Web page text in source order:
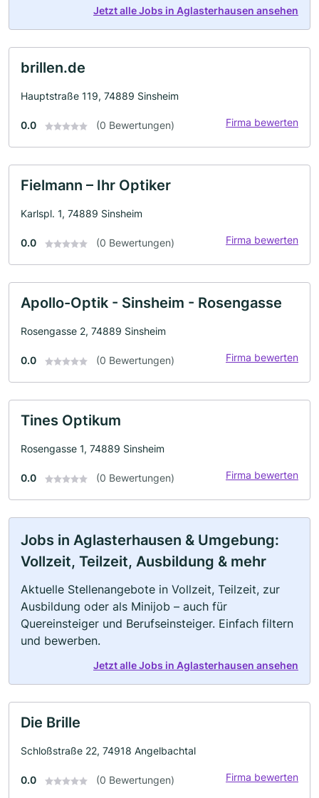
Jetzt alle Jobs in Aglasterhausen ansehen
brillen.de
Hauptstraße 119, 74889 Sinsheim
0.0 (0 Bewertungen) Firma bewerten
Fielmann – Ihr Optiker
Karlspl. 1, 74889 Sinsheim
0.0 (0 Bewertungen) Firma bewerten
Apollo-Optik - Sinsheim - Rosengasse
Rosengasse 2, 74889 Sinsheim
0.0 (0 Bewertungen) Firma bewerten
Tines Optikum
Rosengasse 1, 74889 Sinsheim
0.0 (0 Bewertungen) Firma bewerten
Jobs in Aglasterhausen & Umgebung:
Vollzeit, Teilzeit, Ausbildung & mehr
Aktuelle Stellenangebote in Vollzeit, Teilzeit, zur
Ausbildung oder als Minijob – auch für
Quereinsteiger und Berufseinsteiger. Einfach filtern
und bewerben.
Jetzt alle Jobs in Aglasterhausen ansehen
Die Brille
Schloßstraße 22, 74918 Angelbachtal
0.0 (0 Bewertungen) Firma bewerten